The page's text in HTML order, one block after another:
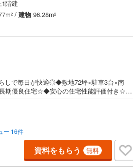
階建
2 / 建物 96.28m2
しで毎日が快適◎◆敷地72坪×駐車3台×南
期優良住宅☆◆安心の住宅性能評価付き☆◆
日見学OK！＞希望日時が決まりましたら
します（年末年始を除く）水曜日もご案内
します。ご相談下さい。□■□■店舗について■□
ております。日頃ゆっくり検討できない方、
のご相談について■□■□物件選びの前にローン
合せ下さい。経験豊富なスタッフがお応え致
住まい探しを全力でサポートさせて頂きま
ー 16件
資料をもらう 無料